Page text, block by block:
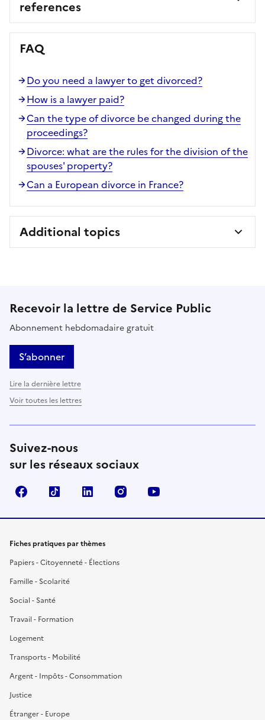
references
FAQ
Do you need a lawyer to get divorced?
How is a lawyer paid?
Can the type of divorce be changed during the
proceedings?
Divorce: what are the rules for the division of the
spouses' property?
Can a European divorce in France?
Additional topics
Recevoir la lettre de Service Public
Abonnement hebdomadaire gratuit
S’abonner
Lire la dernière lettre
Voir toutes les lettres
Suivez-nous
sur les réseaux sociaux
FacebookTikTok LinkedIn Instagram
Fiches pratiques par thèmes
Papiers - Citoyenneté - Élections
Famille - Scolarité
Social - Santé
Travail - Formation
Logement
Transports - Mobilité
Argent - Impôts - Consommation
Justice
Étranger - Europe